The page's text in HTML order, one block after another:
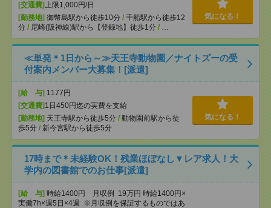
[交通費] 上限1,000円/日
[勤務地] 御幣島駅から徒歩10分 / 千船駅から徒歩12
分 / 尼崎(阪神線)駅から【登録地】徒歩1分 / …
気になる！
≪単発＊1日から～≫天王寺動物園／ナイトズーの受
付案内メンバー大募集！[派遣]
[給 与] 1177円
[交通費] 1日450円迄の実費を支給
[勤務地] 天王寺駅から徒歩5分 / 動物園前駅から徒
歩5分 / 新今宮駅から徒歩5分
気になる！
17時まで＊未経験OK！残業ほぼなし▼レア求人！大
学内の図書館でのお仕事[派遣]
[給 与] 時給1400円 月収例 19万円 時給1400円×
実働7h×週5日×4週 ※月収例を保証するものではあ